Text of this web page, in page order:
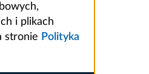
i plikach
stronie Polityka